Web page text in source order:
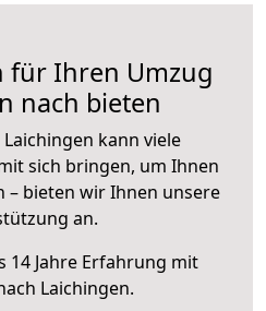
für Ihren Umzug
nach bieten
Laichingen kann viele
sich bringen, um Ihnen
– bieten wir Ihnen unsere
an.
14 Jahre Erfahrung mit
Laichingen.